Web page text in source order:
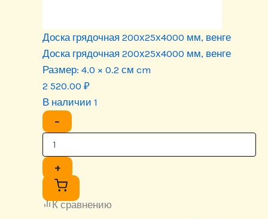
Доска грядочная 200х25х4000 мм, венге
Доска грядочная 200х25х4000 мм, венге
Размер: 4.0 × 0.2 см cm
2 520.00 ₽
В наличии 1
−
+
К сравнению